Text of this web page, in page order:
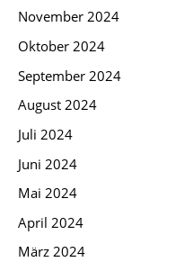
November 2024
Oktober 2024
September 2024
August 2024
Juli 2024
Juni 2024
Mai 2024
April 2024
März 2024